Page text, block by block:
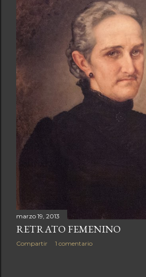
a
d
a
s
marzo 19, 2013
RETRATO FEMENINO
Compartir 1 comentario